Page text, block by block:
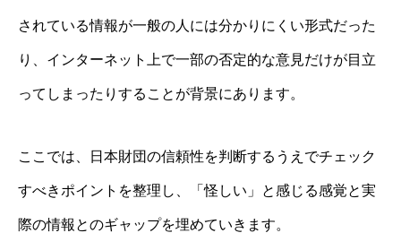
されている情報が一般の人には分かりにくい形式だった
り、インターネット上で一部の否定的な意見だけが目立
ってしまったりすることが背景にあります。
ここでは、日本財団の信頼性を判断するうえでチェック
すべきポイントを整理し、「怪しい」と感じる感覚と実
際の情報とのギャップを埋めていきます。